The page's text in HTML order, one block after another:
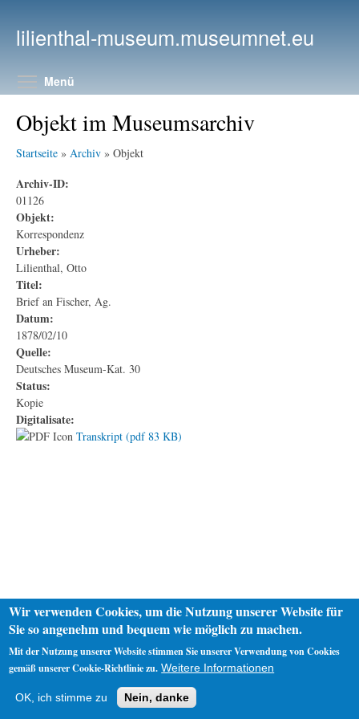
lilienthal-museum.museumnet.eu
Menü
Objekt im Museumsarchiv
Startseite » Archiv » Objekt
Archiv-ID:
01126
Objekt:
Korrespondenz
Urheber:
Lilienthal, Otto
Titel:
Brief an Fischer, Ag.
Datum:
1878/02/10
Quelle:
Deutsches Museum-Kat. 30
Status:
Kopie
Digitalisate:
Transkript (pdf 83 KB)
Impressum
Wir verwenden Cookies, um die Nutzung unserer Website für
Sie so angenehm und bequem wie möglich zu machen.
Mit der Nutzung unserer Website stimmen Sie unserer Verwendung von Cookies
gemäß unserer Cookie-Richtlinie zu. Weitere Informationen
OK, ich stimme zu Nein, danke